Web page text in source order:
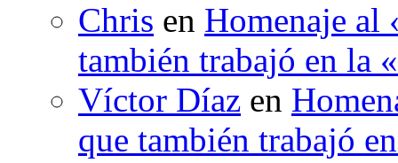
Chris en Homenaje al
también trabajó en la
Víctor Díaz en
que también trabajó